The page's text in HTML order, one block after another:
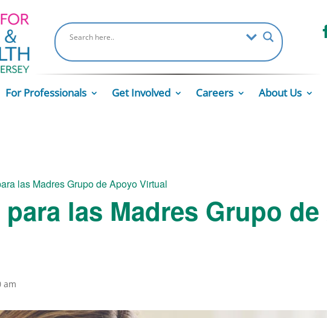
For Professionals Get Involved Careers About Us
las Madres Grupo de Apoyo Virtual
para las Madres Grupo
am